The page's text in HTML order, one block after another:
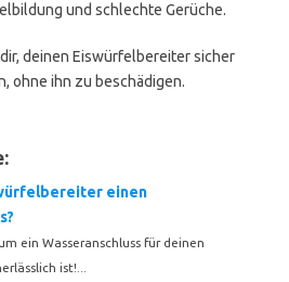
und schlechte Gerüche.
deinen Eiswürfelbereiter sicher
ohne ihn zu beschädigen.
einen
ein Wasseranschluss für deinen
ist!...